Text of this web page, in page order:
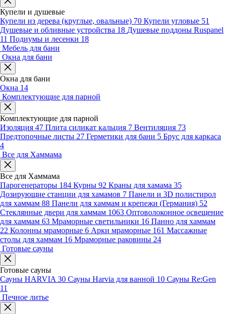
Купели и душевые
Купели из дерева (круглые, овальные) 70 Купели угловые 51
Душевые и обливные устройства 18 Душевые поддоны Ruspanel
11 Подиумы и лесенки 18
Мебель для бани
Окна для бани
Окна для бани
Окна 14
Комплектующие для парной
Комплектующие для парной
Изоляция 47 Плита силикат кальция 7 Вентиляция 73
Предтопочные листы 27 Герметики для бани 5 Брус для каркаса
4
Все для Хаммама
Все для Хаммама
Парогенераторы 184 Курны 92 Краны для хамама 35
Дозирующие станции для хамамов 7 Панели и 3D полистирол
для хаммам 88 Панели для хаммам и крепежи (Германия) 52
Стеклянные двери для хаммам 1063 Оптоволоконное освещение
для хаммам 63 Мраморные светильники 16 Панно для хаммам
22 Колонны мраморные 6 Арки мраморные 161 Массажные
столы для хаммам 16 Мраморные раковины 24
Готовые сауны
Готовые сауны
Сауны HARVIA 30 Сауны Harvia для ванной 10 Сауны Re:Gen
11
Печное литье